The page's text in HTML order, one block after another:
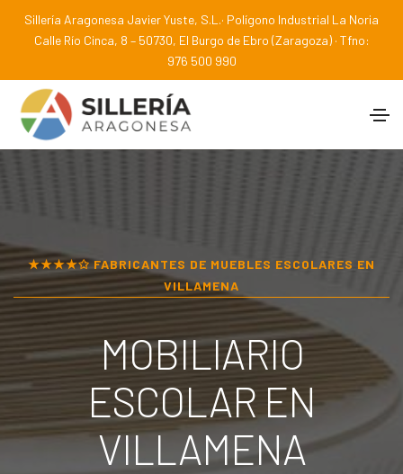
Sillería Aragonesa Javier Yuste, S.L.· Polígono Industrial La Noria
Calle Río Cinca, 8 – 50730, El Burgo de Ebro (Zaragoza) · Tfno:
976 500 990
★★★★✩ FABRICANTES DE MUEBLES ESCOLARES EN
VILLAMENA
MOBILIARIO
ESCOLAR EN
VILLAMENA